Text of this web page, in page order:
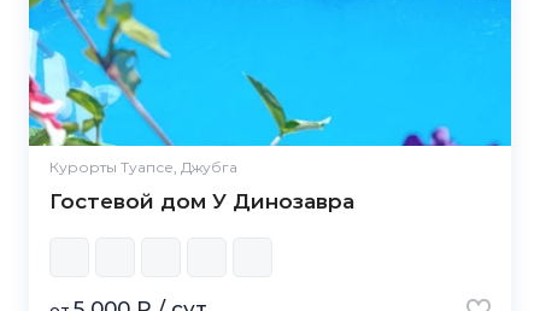
Курорты Туапсе, Джубга
Гостевой дом У Динозавра